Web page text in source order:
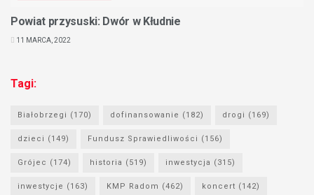
Powiat przysuski: Dwór w Kłudnie
11 MARCA, 2022
Tagi:
Białobrzegi (170) dofinansowanie (182) drogi (169)
dzieci (149) Fundusz Sprawiedliwości (156)
Grójec (174) historia (519) inwestycja (315)
inwestycje (163) KMP Radom (462) koncert (142)